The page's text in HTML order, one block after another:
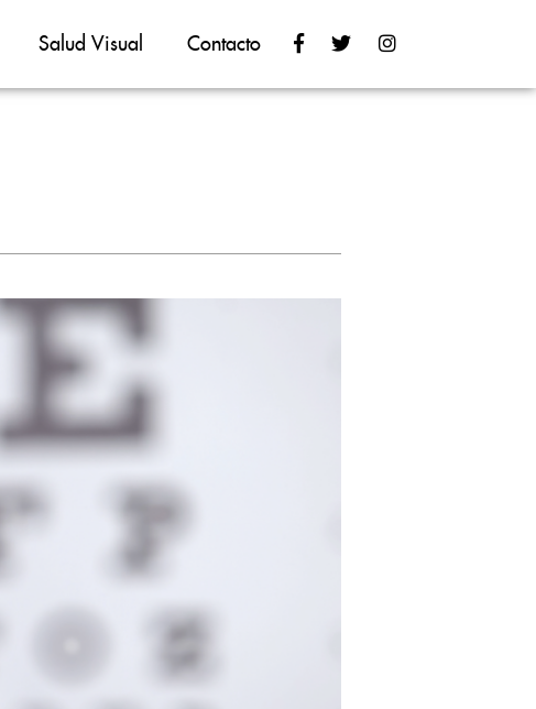
Salud Visual Contacto